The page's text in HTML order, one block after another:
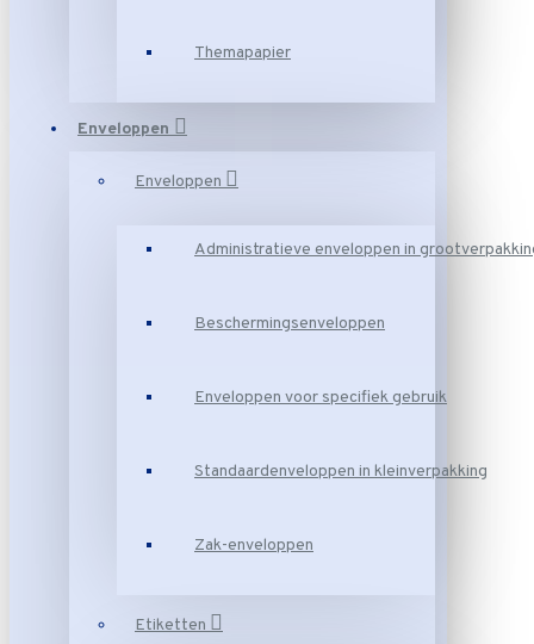
Themapapier
Enveloppen
Enveloppen
Administratieve enveloppen in
Beschermingsenveloppen
Enveloppen voor specifiek gebruik
Standaardenveloppen in kleinverpakking
Zak-enveloppen
Etiketten